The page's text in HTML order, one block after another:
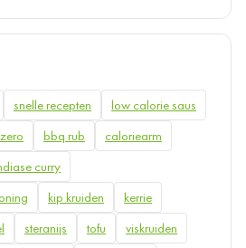
snelle recepten
low calorie saus
bbq rub
caloriearm
curry
kip kruiden
kerrie
steranijs tofu
viskruiden